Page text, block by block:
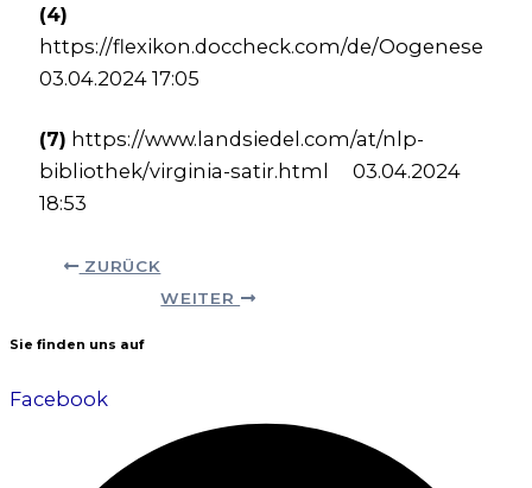
(4)
https://flexikon.doccheck.com/de/Oogenese
03.04.2024 17:05
(7) https://www.landsiedel.com/at/nlp-
bibliothek/virginia-satir.html 03.04.2024
18:53
ZURÜCK
WEITER
Sie finden uns auf
Facebook